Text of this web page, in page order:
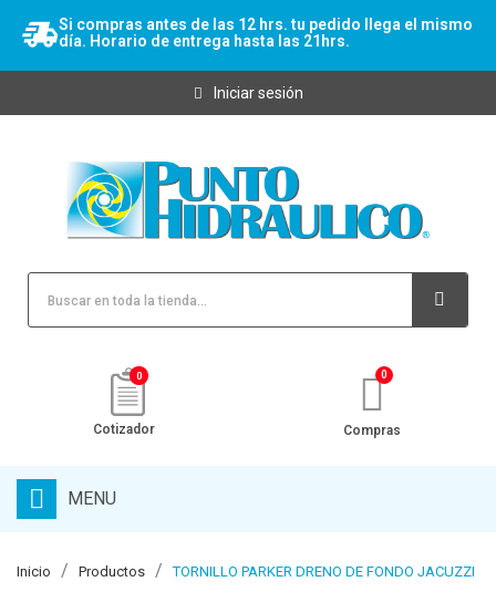
Si compras antes de las 12 hrs. tu pedido llega el mismo
día. Horario de entrega hasta las 21hrs.
Iniciar sesión
0
Cotizador Compras
MENU
Inicio Productos TORNILLO PARKER DRENO DE FONDO JACUZZI